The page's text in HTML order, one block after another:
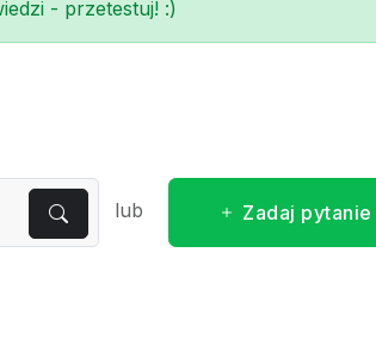
- przetestuj! :)
lub Zadaj pytanie